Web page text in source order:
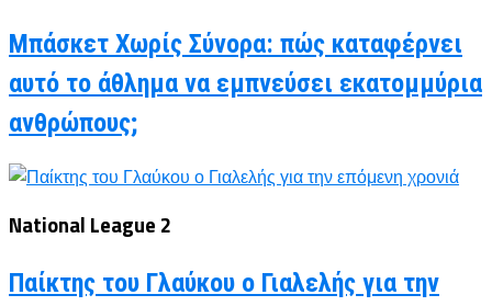
Μπάσκετ Χωρίς Σύνορα: πώς καταφέρνει
αυτό το άθλημα να εμπνεύσει εκατομμύρια
ανθρώπους;
National League 2
Παίκτης του Γλαύκου ο Γιαλελής για την